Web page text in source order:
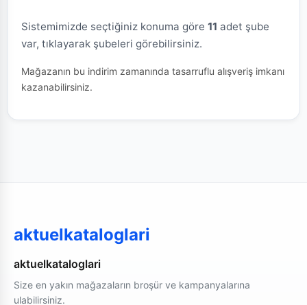
Sistemimizde seçtiğiniz konuma göre 11 adet şube
var, tıklayarak şubeleri görebilirsiniz.
Mağazanın bu indirim zamanında tasarruflu alışveriş imkanı
kazanabilirsiniz.
aktuelkataloglari
aktuelkataloglari
Size en yakın mağazaların broşür ve kampanyalarına
ulabilirsiniz.